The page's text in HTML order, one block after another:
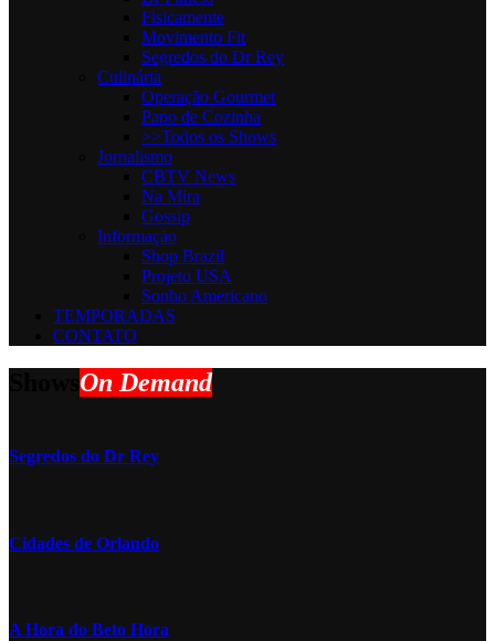
Fisicamente
Movimento Fit
Segredos do Dr Rey
Culinária
Operação Gourmet
Papo de Cozinha
>>Todos os Shows
Jornalismo
CBTV News
Na Mira
Gossip
Informaçāo
Shop Brazil
Projeto USA
Sonho Americano
TEMPORADAS
CONTATO
On Demand
Segredos do Dr Rey
Cidades de Orlando
A Hora do Beto Hora